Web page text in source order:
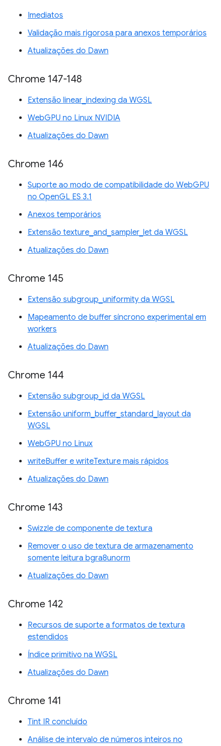
Imediatos
Validação mais rigorosa para anexos temporários
Atualizações do Dawn
Chrome 147-148
Extensão linear_indexing da WGSL
WebGPU no Linux NVIDIA
Atualizações do Dawn
Chrome 146
Suporte ao modo de compatibilidade do WebGPU
no OpenGL ES 3.1
Anexos temporários
Extensão texture_and_sampler_let da WGSL
Atualizações do Dawn
Chrome 145
Extensão subgroup_uniformity da WGSL
Mapeamento de buffer síncrono experimental em
workers
Atualizações do Dawn
Chrome 144
Extensão subgroup_id da WGSL
Extensão uniform_buffer_standard_layout da
WGSL
WebGPU no Linux
writeBuffer e writeTexture mais rápidos
Atualizações do Dawn
Chrome 143
Swizzle de componente de textura
Remover o uso de textura de armazenamento
somente leitura bgra8unorm
Atualizações do Dawn
Chrome 142
Recursos de suporte a formatos de textura
estendidos
Índice primitivo na WGSL
Atualizações do Dawn
Chrome 141
Tint IR concluído
Análise de intervalo de números inteiros no